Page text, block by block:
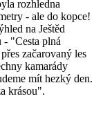
rozhledna
- ale do kopce!
na Ještěd
- "Cesta plná
začarovaný les
kamarády
mít hezký den.
krásou".